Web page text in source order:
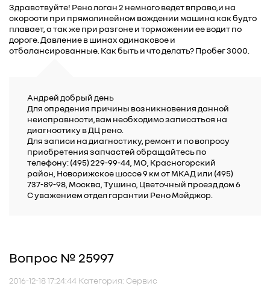
Здравствуйте! Рено логан 2 немного ведет вправо,и на
скорости при прямолинейном вождении машина как будто
плавает, а так же при разгоне и торможении ее водит по
дороге. Давление в шинах одинаковое и
отбалансированные. Как быть и что делать? Пробег 3000.
Андрей добрый день
Для опредения причины возникновения данной
неисправности,вам необходимо записаться на
диагностику в ДЦ рено.
Для записи на диагностику, ремонт и по вопросу
приобретения запчастей обращайтесь по
телефону: (495) 229-99-44, МО, Красногорский
район, Новорижское шоссе 9 км от МКАД или (495)
737-89-98, Москва, Тушино, Цветочный проезд дом 6
С уважением отдел гарантии Рено Мэйджор.
Вопрос № 25997
2016-12-18 17:24:44 Категория: Сервис